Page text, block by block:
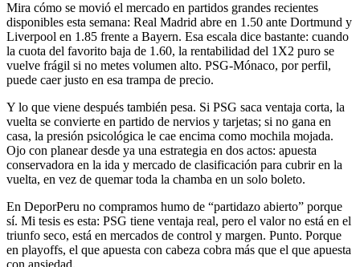
Mira cómo se movió el mercado en partidos grandes recientes
disponibles esta semana: Real Madrid abre en 1.50 ante Dortmund y
Liverpool en 1.85 frente a Bayern. Esa escala dice bastante: cuando
la cuota del favorito baja de 1.60, la rentabilidad del 1X2 puro se
vuelve frágil si no metes volumen alto. PSG-Mónaco, por perfil,
puede caer justo en esa trampa de precio.
Y lo que viene después también pesa. Si PSG saca ventaja corta, la
vuelta se convierte en partido de nervios y tarjetas; si no gana en
casa, la presión psicológica le cae encima como mochila mojada.
Ojo con planear desde ya una estrategia en dos actos: apuesta
conservadora en la ida y mercado de clasificación para cubrir en la
vuelta, en vez de quemar toda la chamba en un solo boleto.
En DeporPeru no compramos humo de “partidazo abierto” porque
sí. Mi tesis es esta: PSG tiene ventaja real, pero el valor no está en el
triunfo seco, está en mercados de control y margen. Punto. Porque
en playoffs, el que apuesta con cabeza cobra más que el que apuesta
con ansiedad.